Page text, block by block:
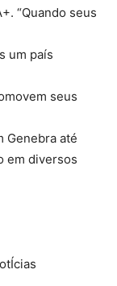
“Quando seus
um país
seus
Genebra até
em diversos